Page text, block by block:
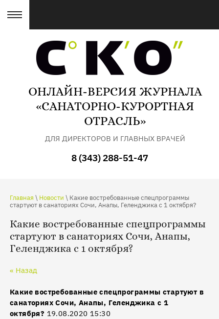
ОНЛАЙН-ВЕРСИЯ ЖУРНАЛА
«САНАТОРНО-КУРОРТНАЯ
ОТРАСЛЬ»
ДЛЯ ДИРЕКТОРОВ И ГЛАВНЫХ ВРАЧЕЙ
8 (343) 288-51-47
Главная \ Новости \ Какие востребованные спецпрограммы
стартуют в санаториях Сочи, Анапы, Геленджика с 1 октября?
Какие востребованные спецпрограммы
стартуют в санаториях Сочи, Анапы,
Геленджика с 1 октября?
« Назад
Какие востребованные спецпрограммы стартуют в
санаториях Сочи, Анапы, Геленджика с 1
октября? 19.08.2020 15:30